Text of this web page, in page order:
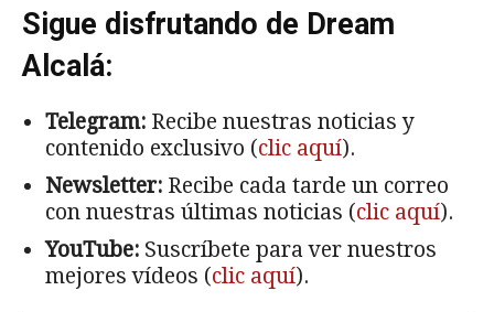
Sigue disfrutando de Dream
Alcalá:
Telegram: Recibe nuestras noticias y
contenido exclusivo (clic aquí).
Newsletter: Recibe cada tarde un correo
con nuestras últimas noticias (clic aquí).
YouTube: Suscríbete para ver nuestros
mejores vídeos (clic aquí).